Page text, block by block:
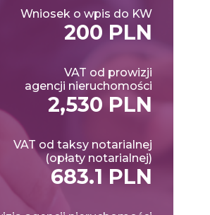
Wniosek o wpis do KW
200 PLN
VAT od prowizji
agencji nieruchomości
2,530 PLN
VAT od taksy notarialnej
(opłaty notarialnej)
683.1 PLN